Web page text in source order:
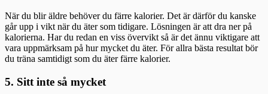
När du blir äldre behöver du färre kalorier. Det är därför du kanske
går upp i vikt när du äter som tidigare. Lösningen är att dra ner på
kalorierna. Har du redan en viss övervikt så är det ännu viktigare att
vara uppmärksam på hur mycket du äter. För allra bästa resultat bör
du träna samtidigt som du äter färre kalorier.
5. Sitt inte så mycket